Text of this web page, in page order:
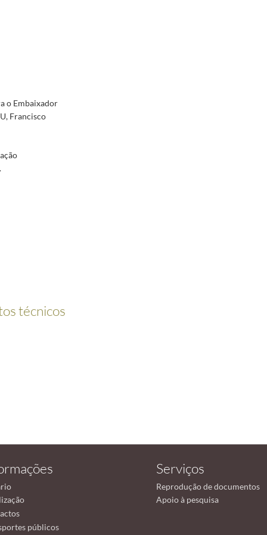
o Embaixador
Francisco
técnicos
públicos
Serviços
Reprodução de documentos
Apoio à pesquisa